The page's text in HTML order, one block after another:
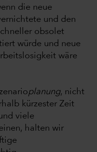
die neue
und den
obsolet
würde und neue
wäre
planung, nicht
kürzester Zeit
viele
halten wir